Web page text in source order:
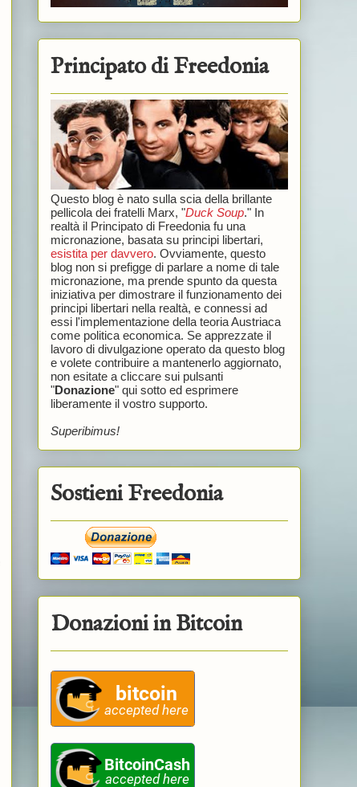
Principato di Freedonia
Questo blog è nato sulla scia della brillante
pellicola dei fratelli Marx, "Duck Soup." In
realtà il Principato di Freedonia fu una
micronazione, basata su principi libertari,
esistita per davvero. Ovviamente, questo
blog non si prefigge di parlare a nome di tale
micronazione, ma prende spunto da questa
iniziativa per dimostrare il funzionamento dei
principi libertari nella realtà, e connessi ad
essi l'implementazione della teoria Austriaca
come politica economica. Se apprezzate il
lavoro di divulgazione operato da questo blog
e volete contribuire a mantenerlo aggiornato,
non esitate a cliccare sui pulsanti
"Donazione" qui sotto ed esprimere
liberamente il vostro supporto.
Superibimus!
Sostieni Freedonia
Donazioni in Bitcoin